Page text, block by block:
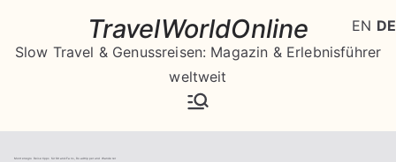
springen
TravelWorldOnline
Slow Travel & Genussreisen: Magazin & Erlebnisführer
weltweit
Montenegro Reisetipps für Strand-Fans, Roadtripper und Wanderer
EN DE